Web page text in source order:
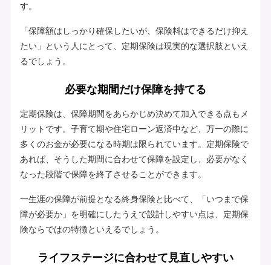
す。
「保障額はしっかり確保したいが、保険料はできるだけ抑え
たい」という人にとって、定期保険は現実的な選択肢といえ
るでしょう。
必要な期間だけ保障を持てる
定期保険は、保障期間をあらかじめ決めて加入できる点もメ
リットです。子育て期や住宅ローン返済中など、万一の際に
多くのお金が必要になる時期は限られています。定期保険で
あれば、そうした期間に合わせて保障を設定し、必要がなく
なった段階で保障を終了させることができます。
一生涯の保障が前提となる終身保険と比べて、「いつまで保
障が必要か」を明確にしたうえで設計しやすい点は、定期保
険ならではの特徴といえるでしょう。
ライフステージに合わせて見直しやすい